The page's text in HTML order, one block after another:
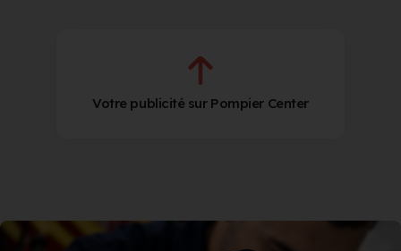
Votre publicité sur Pompier Center